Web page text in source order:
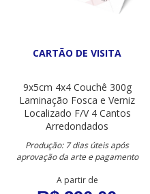
CARTÃO DE VISITA
9x5cm 4x4 Couchê 300g
Laminação Fosca e Verniz
Localizado F/V 4 Cantos
Arredondados
Produção: 7 dias úteis após
aprovação da arte e pagamento
A partir de